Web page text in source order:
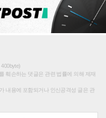
훼손하는 댓글은 관련 법률에 의해 제재
내용에 포함되거나 인신공격성 글은 관